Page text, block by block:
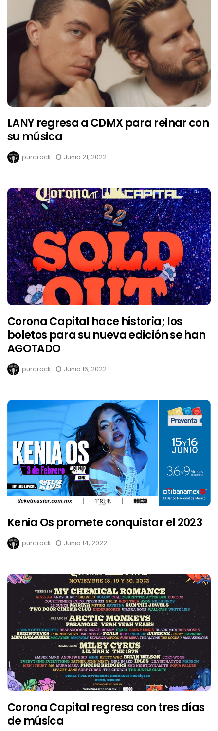
LANY regresa a CDMX para reinar con
su música
purorock Junio 21, 2022
Corona Capital hace historia; los
boletos para su nueva edición se han
AGOTADO
purorock Junio 16, 2022
Kenia Os promete conquistar el 2023
purorock Junio 14, 2022
Corona Capital regresa con tres días
de música